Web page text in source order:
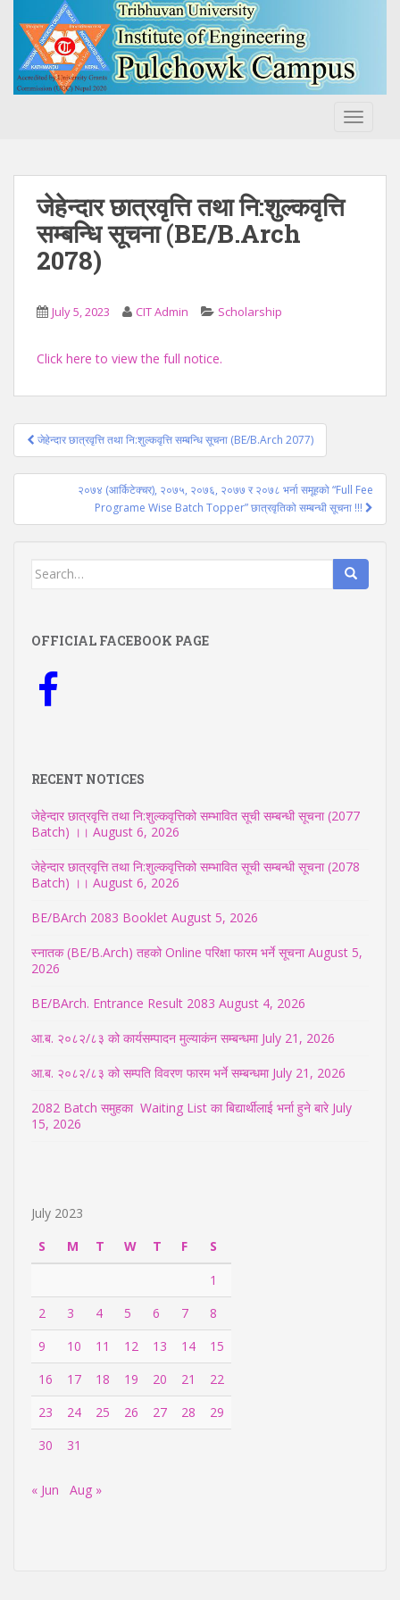
जेहेन्दार छात्रवृत्ति तथा नि:शुल्कवृत्ति
सम्बन्धि सूचना (BE/B.Arch
2078)
July 5, 2023 CIT Admin Scholarship
Click here to view the full notice.
Post
navigation
जेहेन्दार छात्रवृत्ति तथा नि:शुल्कवृत्ति सम्बन्धि सूचना (BE/B.Arch 2077)
२०७४ (आर्किटेक्चर), २०७५, २०७६, २०७७ र २०७८ भर्ना समूहको “Full Fee
Programe Wise Batch Topper” छात्रवृतिको सम्बन्धी सूचना !!!
Search
OFFICIAL FACEBOOK PAGE
RECENT NOTICES
जेहेन्दार छात्रवृत्ति तथा नि:शुल्कवृत्तिको सम्भावित सूची सम्बन्धी सूचना (2077
Batch) ।। August 6, 2026
जेहेन्दार छात्रवृत्ति तथा नि:शुल्कवृत्तिको सम्भावित सूची सम्बन्धी सूचना (2078
Batch) ।। August 6, 2026
BE/BArch 2083 Booklet August 5, 2026
स्नातक (BE/B.Arch) तहको Online परिक्षा फारम भर्ने सूचना August 5,
2026
BE/BArch. Entrance Result 2083 August 4, 2026
आ.ब. २०८२/८३ को कार्यसम्पादन मुल्याकंन सम्बन्धमा July 21, 2026
आ.ब. २०८२/८३ को सम्पति विवरण फारम भर्ने सम्बन्धमा July 21, 2026
2082 Batch समुहका Waiting List का बिद्यार्थीलाई भर्ना हुने बारे July
15, 2026
July 2023
S
M T W T F
S
1
2
3 4 5 6 7
8
9
10 11 12 13 14
15
16
17 18 19 20 21
22
23
24 25 26 27 28
29
30
31
« Jun Aug »